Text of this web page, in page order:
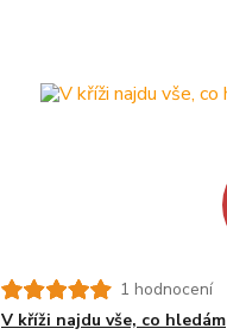
1 hodnocení
V kříži najdu vše, co hledám